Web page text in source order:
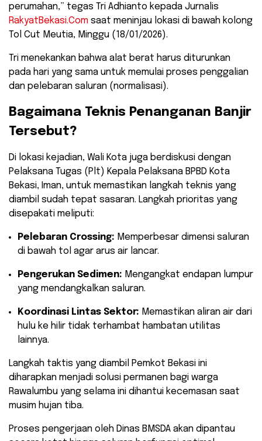
perumahan,” tegas Tri Adhianto kepada Jurnalis
RakyatBekasi.Com saat meninjau lokasi di bawah kolong
Tol Cut Meutia, Minggu (18/01/2026).
​Tri menekankan bahwa alat berat harus diturunkan
pada hari yang sama untuk memulai proses penggalian
dan pelebaran saluran (normalisasi).
​Bagaimana Teknis Penanganan Banjir
Tersebut?
​Di lokasi kejadian, Wali Kota juga berdiskusi dengan
Pelaksana Tugas (Plt) Kepala Pelaksana BPBD Kota
Bekasi, Iman, untuk memastikan langkah teknis yang
diambil sudah tepat sasaran. Langkah prioritas yang
disepakati meliputi:
Pelebaran Crossing: Memperbesar dimensi saluran
di bawah tol agar arus air lancar.
Pengerukan Sedimen: Mengangkat endapan lumpur
yang mendangkalkan saluran.
Koordinasi Lintas Sektor: Memastikan aliran air dari
hulu ke hilir tidak terhambat hambatan utilitas
lainnya.
​Langkah taktis yang diambil Pemkot Bekasi ini
diharapkan menjadi solusi permanen bagi warga
Rawalumbu yang selama ini dihantui kecemasan saat
musim hujan tiba.
Proses pengerjaan oleh Dinas BMSDA akan dipantau